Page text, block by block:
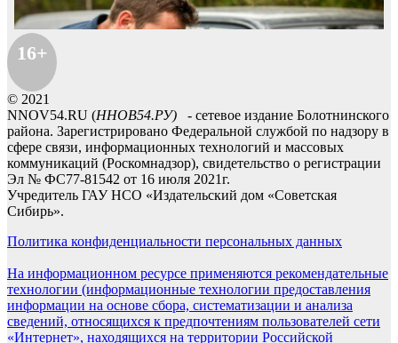
16+
© 2021
NNOV54.RU (ННОВ54.РУ) - сетевое издание Болотнинского
района. Зарегистрировано Федеральной службой по надзору в
сфере связи, информационных технологий и массовых
коммуникаций (Роскомнадзор), свидетельство о регистрации
Эл № ФС77-81542 от 16 июля 2021г.
Учредитель ГАУ НСО «Издательский дом «Советская
Сибирь».
Политика конфиденциальности персональных данных
На информационном ресурсе применяются рекомендательные
технологии (информационные технологии предоставления
информации на основе сбора, систематизации и анализа
сведений, относящихся к предпочтениям пользователей сети
«Интернет», находящихся на территории Российской